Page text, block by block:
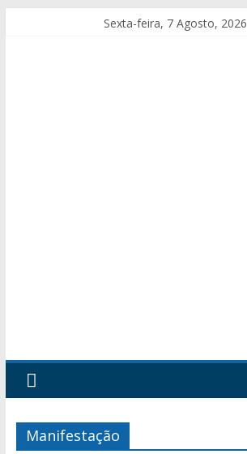
Sexta-feira, 7 Agosto, 2026
Manifestação